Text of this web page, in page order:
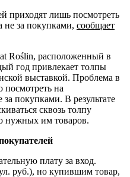
приходят лишь посмотреть
не за покупками, сообщает
Roślin, расположенный в
год привлекает толпы
выставкой. Проблема в
посмотреть на
покупками. В результате
сквозь толпу
нужных им товаров.
плату за вход.
руб.), но купившим товар,